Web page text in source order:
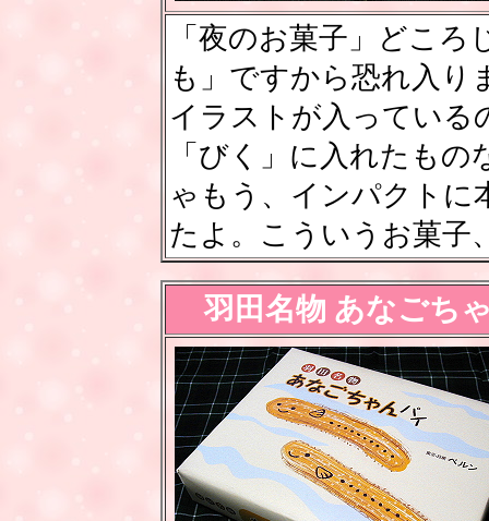
「夜のお菓子」どこ
も」ですから恐れ入り
イラストが入っている
「びく」に入れたも
ゃもう、インパクトに
たよ。こういうお菓子
羽田名物 あなごち